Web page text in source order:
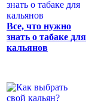
Все, что нужно
знать о табаке для
кальянов